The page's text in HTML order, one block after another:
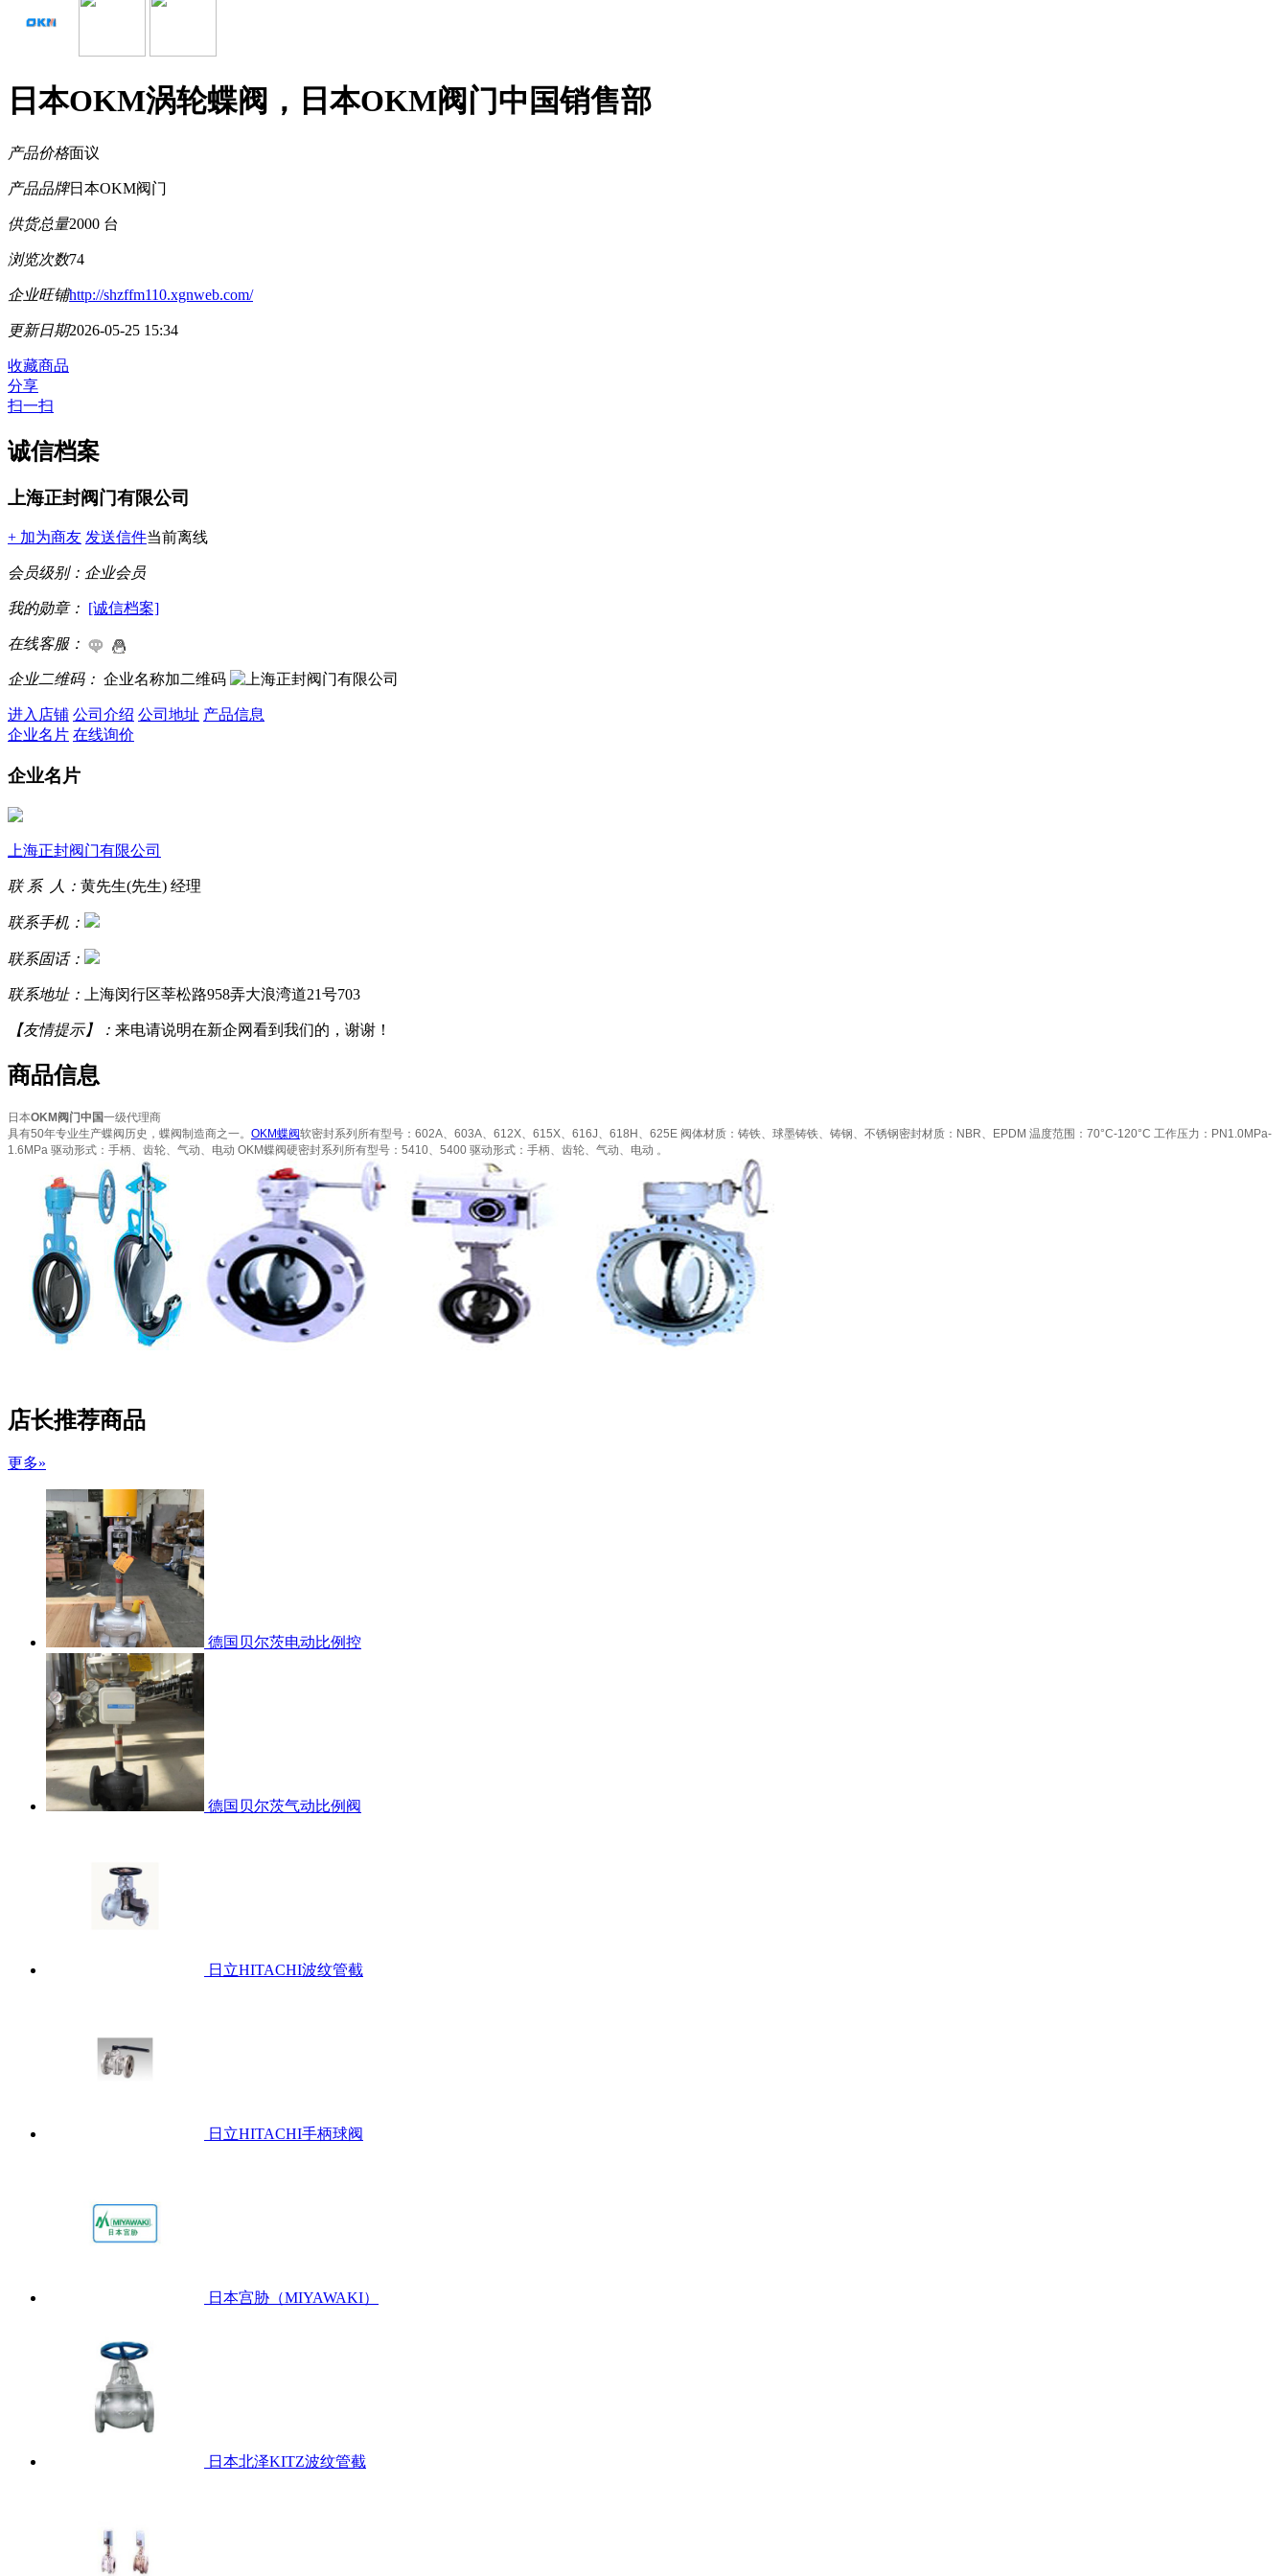
日本OKM涡轮蝶阀，日本OKM阀门中国销售部
产品价格面议
产品品牌日本OKM阀门
供货总量2000 台
浏览次数74
企业旺铺http://shzffm110.xgnweb.com/
更新日期2026-05-25 15:34
收藏商品
分享
扫一扫
诚信档案
上海正封阀门有限公司
+ 加为商友 发送信件当前离线
会员级别： 企业会员
我的勋章： [诚信档案]
在线客服：
企业二维码： 企业名称加二维码
进入店铺 公司介绍 公司地址 产品信息
企业名片 在线询价
企业名片
上海正封阀门有限公司
联 系 人： 黄先生(先生) 经理
联系手机：
联系固话：
联系地址： 上海闵行区莘松路958弄大浪湾道21号703
【友情提示】： 来电请说明在新企网看到我们的，谢谢！
商品信息
日本OKM阀门中国一级代理商
具有50年专业生产蝶阀历史，蝶阀制造商之一。 OKM蝶阀软密封系列所有型号：602A、603A、612X、615X、616J、618H、625E 阀体材质：铸铁、球墨铸铁、铸钢、不锈钢密封材质：NBR、EPDM 温度范围：70°C-120°C 工作压力：PN1.0MPa-
1.6MPa 驱动形式：手柄、齿轮、气动、电动 OKM蝶阀硬密封系列所有型号：5410、5400 驱动形式：手柄、齿轮、气动、电动 。
店长推荐商品
更多»
德国贝尔茨电动比例控
德国贝尔茨气动比例阀
日立HITACHI波纹管截
日立HITACHI手柄球阀
日本宫胁（MIYAWAKI）
日本北泽KITZ波纹管截